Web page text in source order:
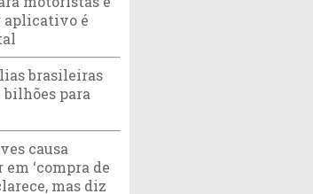
aplicativo é
brasileiras
bilhões para
causa
‘compra de
mas diz